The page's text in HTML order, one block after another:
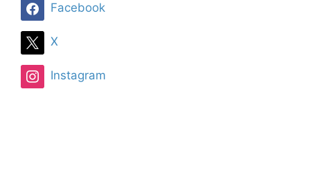
Facebook
X
Instagram